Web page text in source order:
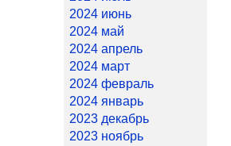
2024 июнь
2024 май
2024 апрель
2024 март
2024 февраль
2024 январь
2023 декабрь
2023 ноябрь